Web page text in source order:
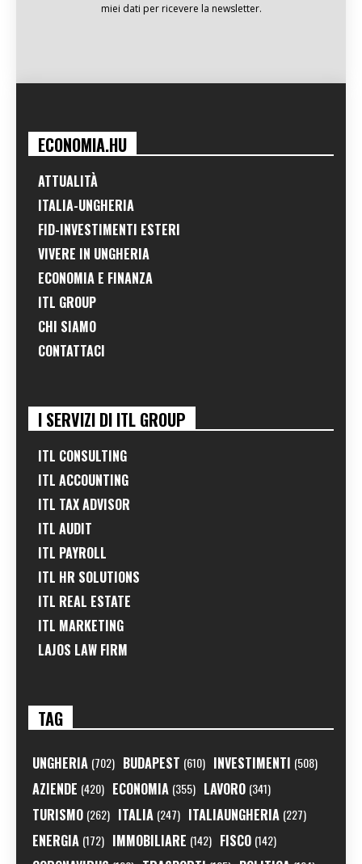
miei dati per ricevere la newsletter.
ECONOMIA.HU
ATTUALITÀ
ITALIA-UNGHERIA
FID-INVESTIMENTI ESTERI
VIVERE IN UNGHERIA
ECONOMIA E FINANZA
ITL GROUP
CHI SIAMO
CONTATTACI
I SERVIZI DI ITL GROUP
ITL CONSULTING
ITL ACCOUNTING
ITL TAX ADVISOR
ITL AUDIT
ITL PAYROLL
ITL HR SOLUTIONS
ITL REAL ESTATE
ITL MARKETING
LAJOS LAW FIRM
TAG
UNGHERIA (702) BUDAPEST (610) INVESTIMENTI (508)
AZIENDE (420) ECONOMIA (355) LAVORO (341)
TURISMO (262) ITALIA (247) ITALIAUNGHERIA (227)
ENERGIA (172) IMMOBILIARE (142) FISCO (142)